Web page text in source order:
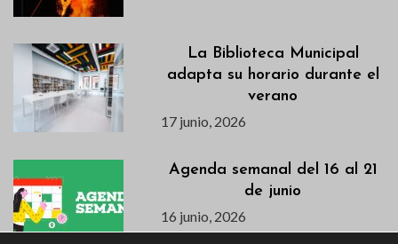
La Biblioteca Municipal
adapta su horario durante el
verano
17 junio, 2026
Agenda semanal del 16 al 21
de junio
16 junio, 2026